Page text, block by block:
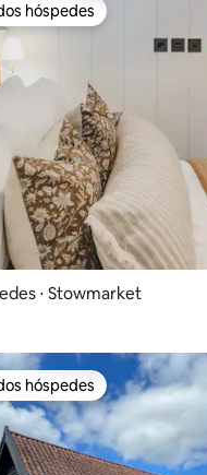
preferidos dos hóspedes
hóspedes
⋅ Stowmarket
preferidos dos hóspedes
hóspedes